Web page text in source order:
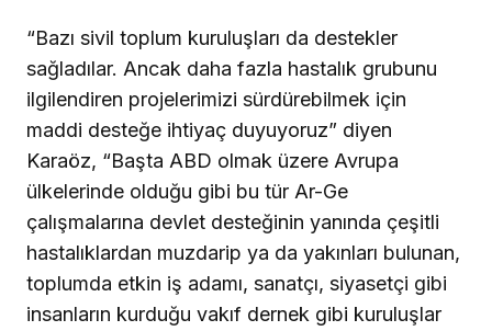
“Bazı sivil toplum kuruluşları da destekler
sağladılar. Ancak daha fazla hastalık grubunu
ilgilendiren projelerimizi sürdürebilmek için
maddi desteğe ihtiyaç duyuyoruz” diyen
Karaöz, “Başta ABD olmak üzere Avrupa
ülkelerinde olduğu gibi bu tür Ar-Ge
çalışmalarına devlet desteğinin yanında çeşitli
hastalıklardan muzdarip ya da yakınları bulunan,
toplumda etkin iş adamı, sanatçı, siyasetçi gibi
insanların kurduğu vakıf dernek gibi kuruluşlar